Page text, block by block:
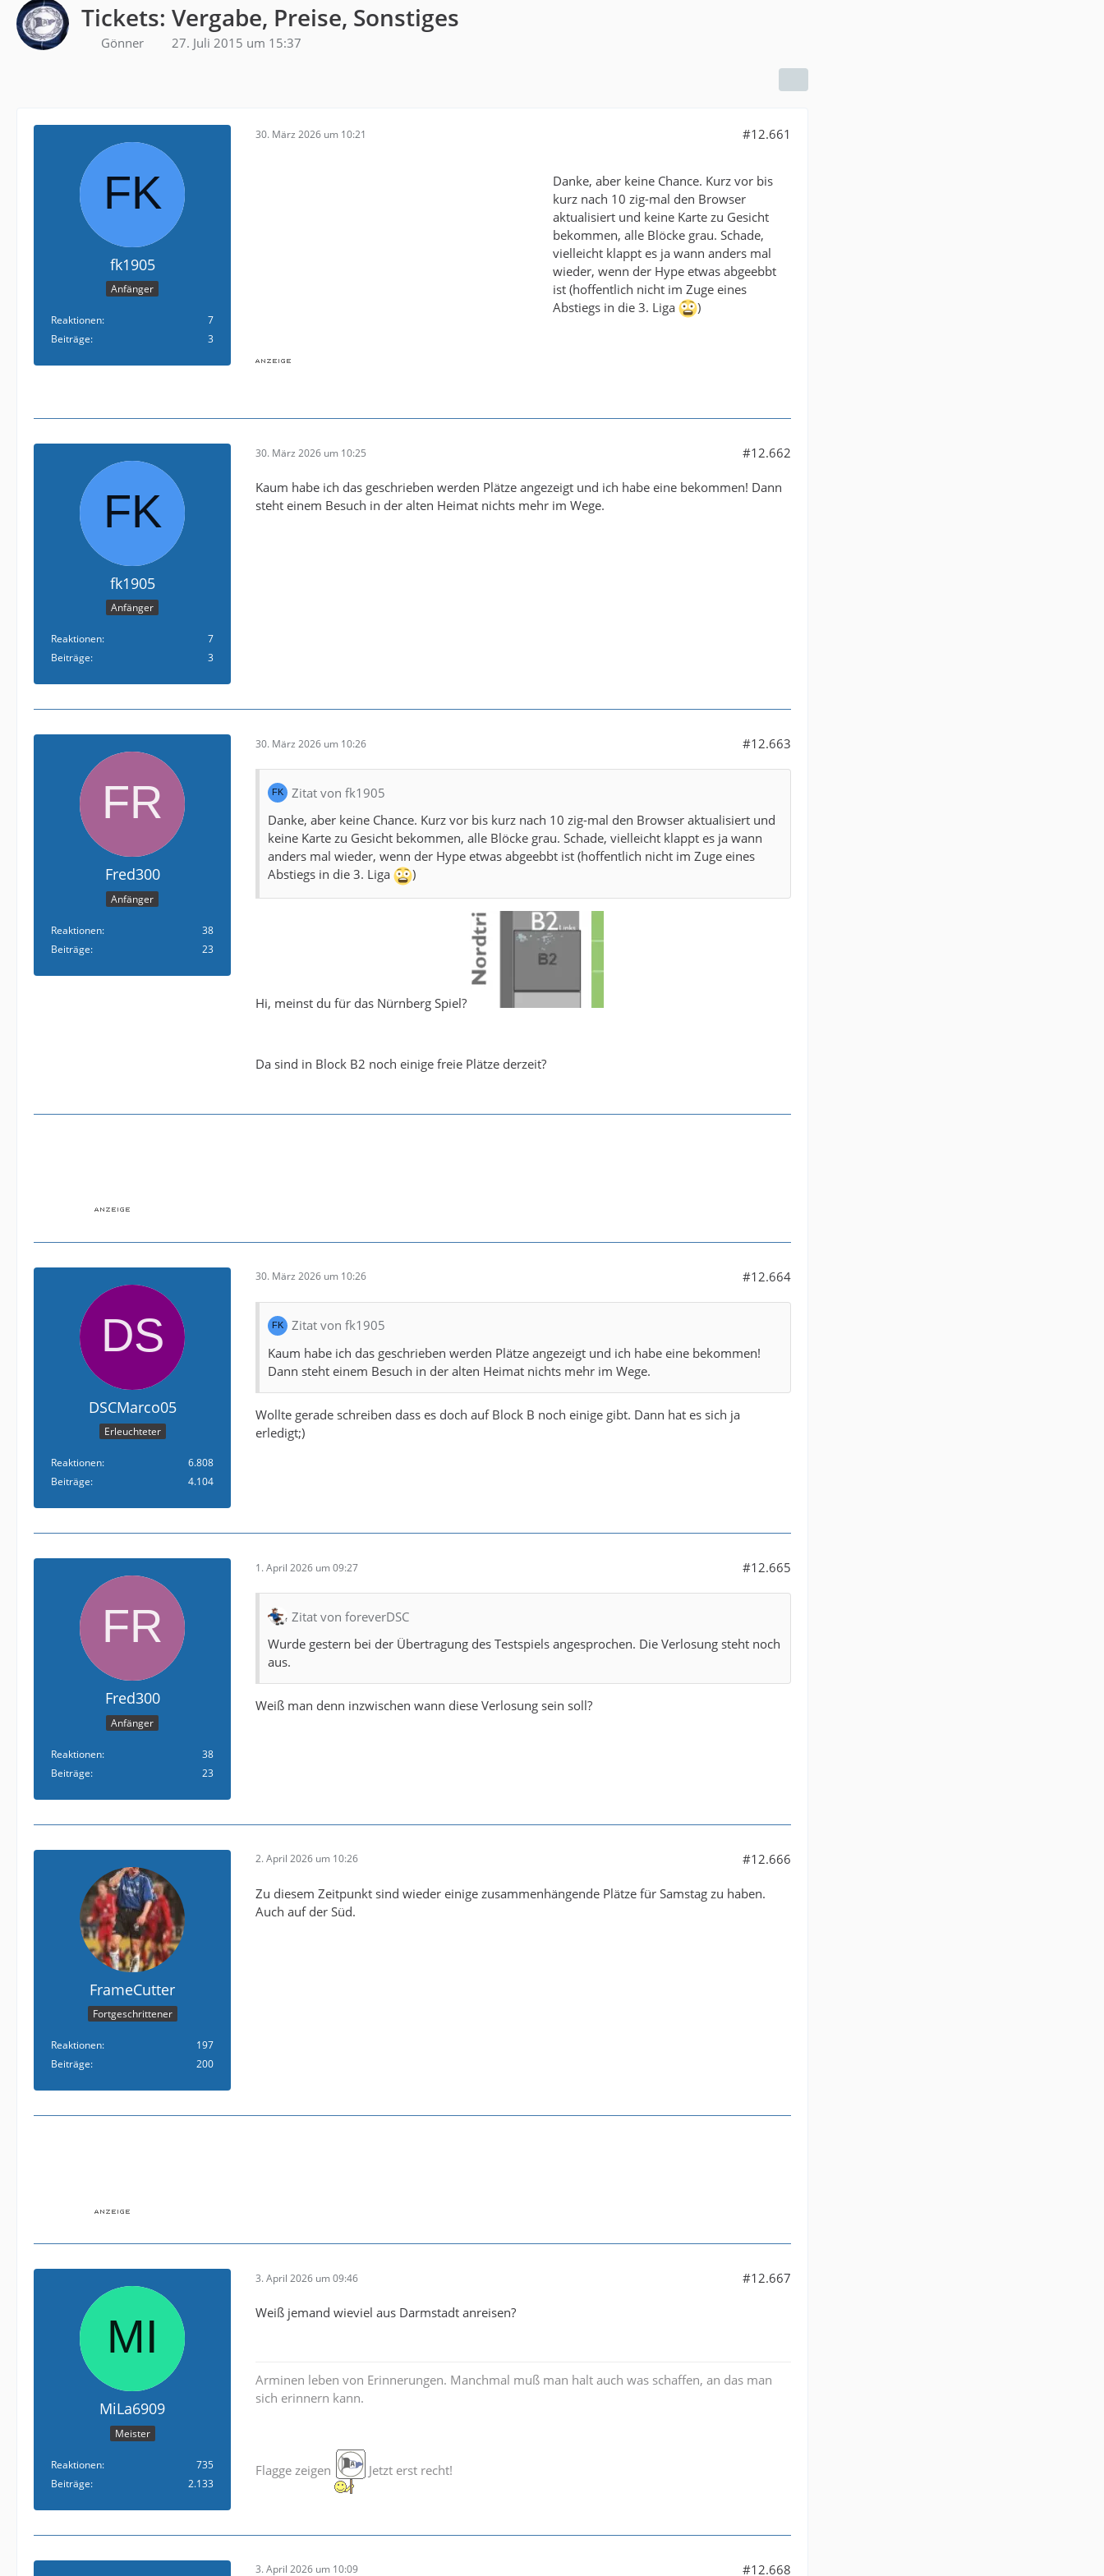
Tickets: Vergabe, Preise, Sonstiges
Gönner 27. Juli 2015 um 15:37
fk1905
Anfänger
Reaktionen
7
Beiträge
3
30. März 2026 um 10:21 #12.661
Danke, aber keine Chance. Kurz vor bis
kurz nach 10 zig-mal den Browser
aktualisiert und keine Karte zu Gesicht
bekommen, alle Blöcke grau. Schade,
vielleicht klappt es ja wann anders mal
wieder, wenn der Hype etwas abgeebbt
ist (hoffentlich nicht im Zuge eines
Abstiegs in die 3. Liga
)
fk1905
Anfänger
Reaktionen
7
Beiträge
3
30. März 2026 um 10:25 #12.662
Kaum habe ich das geschrieben werden Plätze angezeigt und ich habe eine bekommen! Dann
steht einem Besuch in der alten Heimat nichts mehr im Wege.
Fred300
Anfänger
Reaktionen
38
Beiträge
23
30. März 2026 um 10:26 #12.663
Zitat von fk1905
Danke, aber keine Chance. Kurz vor bis kurz nach 10 zig-mal den Browser aktualisiert und
keine Karte zu Gesicht bekommen, alle Blöcke grau. Schade, vielleicht klappt es ja wann
anders mal wieder, wenn der Hype etwas abgeebbt ist (hoffentlich nicht im Zuge eines
Abstiegs in die 3. Liga
)
Hi, meinst du für das Nürnberg Spiel?
Da sind in Block B2 noch einige freie Plätze derzeit?
DSCMarco05
Erleuchteter
Reaktionen
6.808
Beiträge
4.104
30. März 2026 um 10:26 #12.664
Zitat von fk1905
Kaum habe ich das geschrieben werden Plätze angezeigt und ich habe eine bekommen!
Dann steht einem Besuch in der alten Heimat nichts mehr im Wege.
Wollte gerade schreiben dass es doch auf Block B noch einige gibt. Dann hat es sich ja
erledigt;)
Fred300
Anfänger
Reaktionen
38
Beiträge
23
1. April 2026 um 09:27 #12.665
Zitat von foreverDSC
Wurde gestern bei der Übertragung des Testspiels angesprochen. Die Verlosung steht noch
aus.
Weiß man denn inzwischen wann diese Verlosung sein soll?
FrameCutter
Fortgeschrittener
Reaktionen
197
Beiträge
200
2. April 2026 um 10:26 #12.666
Zu diesem Zeitpunkt sind wieder einige zusammenhängende Plätze für Samstag zu haben.
Auch auf der Süd.
MiLa6909
Meister
Reaktionen
735
Beiträge
2.133
3. April 2026 um 09:46 #12.667
Weiß jemand wieviel aus Darmstadt anreisen?
Arminen leben von Erinnerungen. Manchmal muß man halt auch was schaffen, an das man
sich erinnern kann.
Flagge zeigen Jetzt erst recht!
3. April 2026 um 10:09 #12.668